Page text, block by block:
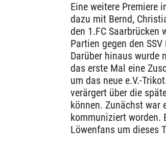
Eine weitere Premiere
dazu mit Bernd,
den 1.FC
Partien gegen den
Darüber hinaus wurde
das erste Mal eine
um das neue e.V.-
verärgert über die
können. Zunächst war
kommuniziert worden.
Löwenfans um dieses